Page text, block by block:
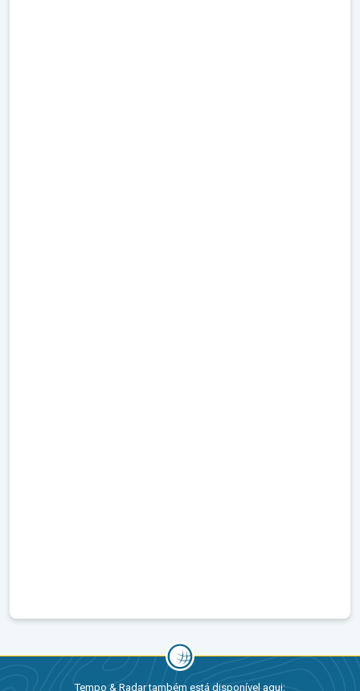
Tempo & Radar também está disponível aqui: